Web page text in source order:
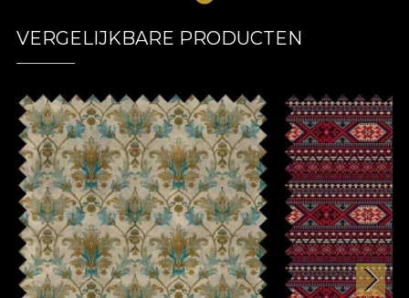
VERGELIJKBARE PRODUCTEN